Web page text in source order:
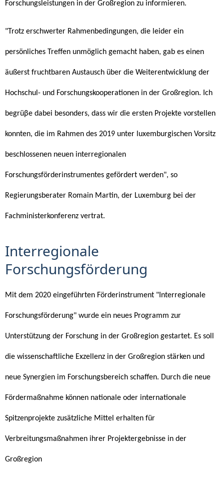
Forschungsleistungen in der Großregion zu informieren.
"Trotz erschwerter Rahmenbedingungen, die leider ein
persönliches Treffen unmöglich gemacht haben, gab es einen
äußerst fruchtbaren Austausch über die Weiterentwicklung der
Hochschul- und Forschungskooperationen in der Großregion. Ich
begrüβe dabei besonders, dass wir die ersten Projekte vorstellen
konnten, die im Rahmen des 2019 unter luxemburgischen Vorsitz
beschlossenen neuen interregionalen
Forschungsförderinstrumentes gefördert werden", so
Regierungsberater Romain Martin, der Luxemburg bei der
Fachministerkonferenz vertrat.
Interregionale
Forschungsförderung
Mit dem 2020 eingeführten Förderinstrument "Interregionale
Forschungsförderung" wurde ein neues Programm zur
Unterstützung der Forschung in der Großregion gestartet. Es soll
die wissenschaftliche Exzellenz in der Großregion stärken und
neue Synergien im Forschungsbereich schaffen. Durch die neue
Fördermaßnahme können nationale oder internationale
Spitzenprojekte zusätzliche Mittel erhalten für
Verbreitungsmaßnahmen ihrer Projektergebnisse in der
Großregion